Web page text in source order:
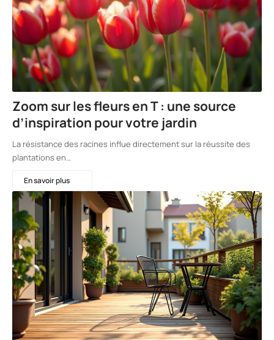
Zoom sur les fleurs en T : une source
d’inspiration pour votre jardin
La résistance des racines influe directement sur la réussite des
plantations en…
En savoir plus